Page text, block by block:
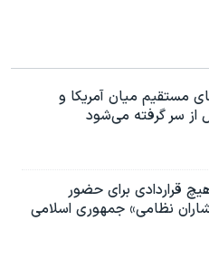
مستقیم میان آمریکا و
از سر گرفته می‌شود
قراردادی برای حضور
نظامی» جمهوری اسلامی